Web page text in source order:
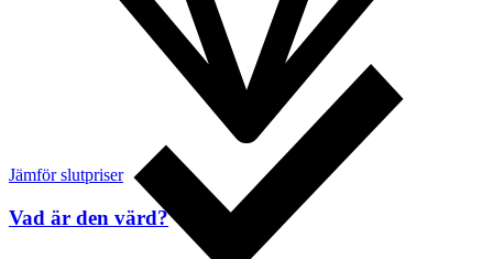
Jämför slutpriser
Vad är den värd?